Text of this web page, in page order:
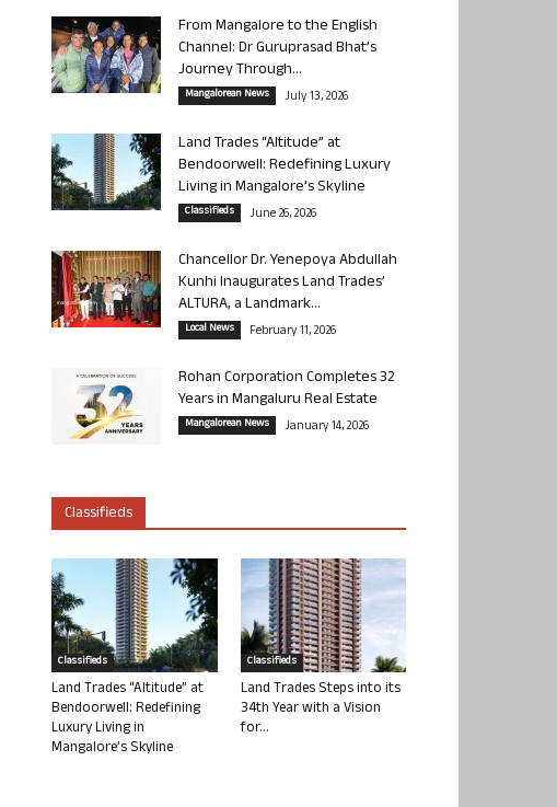
From Mangalore to the English
Channel: Dr Guruprasad Bhat’s
Journey Through...
Mangalorean News July 13, 2026
Land Trades “Altitude” at
Bendoorwell: Redefining Luxury
Living in Mangalore’s Skyline
Classifieds June 26, 2026
Chancellor Dr. Yenepoya Abdullah
Kunhi Inaugurates Land Trades’
ALTURA, a Landmark...
Local News February 11, 2026
Rohan Corporation Completes 32
Years in Mangaluru Real Estate
Mangalorean News January 14, 2026
Classifieds
Classifieds
Land Trades “Altitude” at
Bendoorwell: Redefining
Luxury Living in
Mangalore’s Skyline
Classifieds
Land Trades Steps into its
34th Year with a Vision
for...